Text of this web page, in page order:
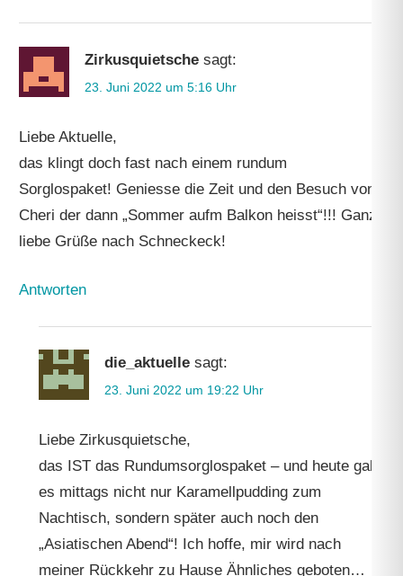
Zirkusquietsche sagt:
23. Juni 2022 um 5:16 Uhr
Liebe Aktuelle,
das klingt doch fast nach einem rundum
Sorglospaket! Geniesse die Zeit und den Besuch von
Cheri der dann „Sommer aufm Balkon heisst“!!! Ganz
liebe Grüße nach Schneckeck!
Antworten
die_aktuelle sagt:
23. Juni 2022 um 19:22 Uhr
Liebe Zirkusquietsche,
das IST das Rundumsorglospaket – und heute gab
es mittags nicht nur Karamellpudding zum
Nachtisch, sondern später auch noch den
„Asiatischen Abend“! Ich hoffe, mir wird nach
meiner Rückkehr zu Hause Ähnliches geboten…